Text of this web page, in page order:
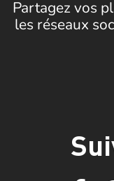
Partagez vos
les réseaux